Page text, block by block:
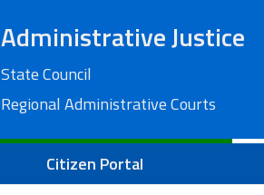
Administrative Justice
State Council
Regional Administrative Courts
Citizen Portal